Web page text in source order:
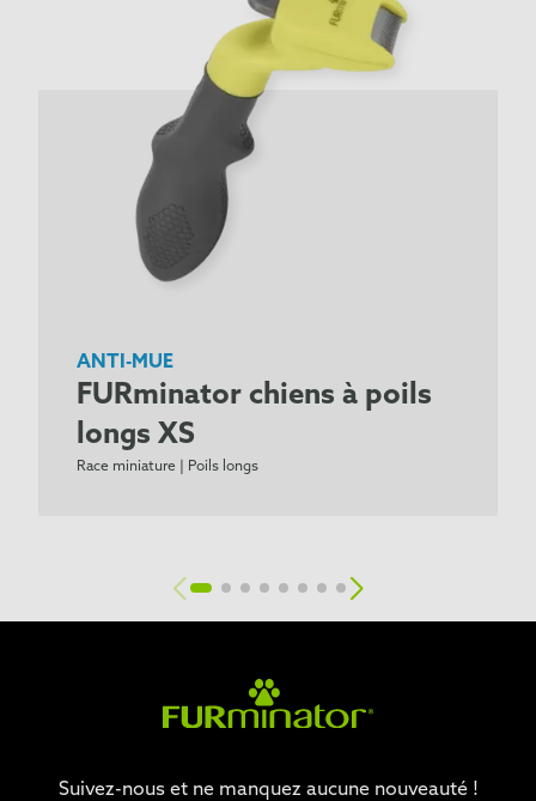
ANTI-MUE
FURminator chiens à poils
longs XS
Race miniature | Poils longs
Suivez-nous et ne manquez aucune nouveauté !